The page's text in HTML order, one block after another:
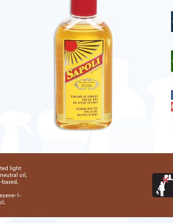
light
oil,
1-